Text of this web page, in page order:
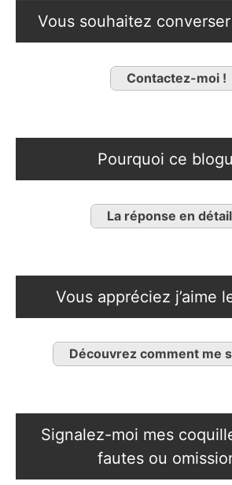
Vous souhaitez
Contactez-moi !
Pourquoi ce
La réponse en
Vous appréciez j’aime
Découvrez comment me
Signalez-moi mes
fautes ou